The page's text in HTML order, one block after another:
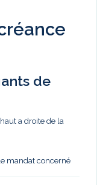
de
a droite de la
mandat concerné